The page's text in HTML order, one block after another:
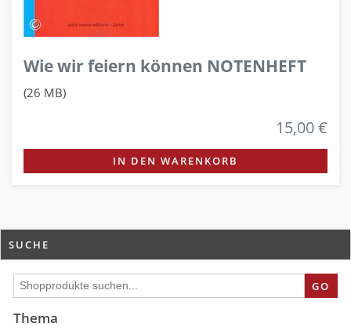
Wie wir feiern können NOTENHEFT
(26 MB)
15,00 €
IN DEN WARENKORB
SUCHE
GO
Thema